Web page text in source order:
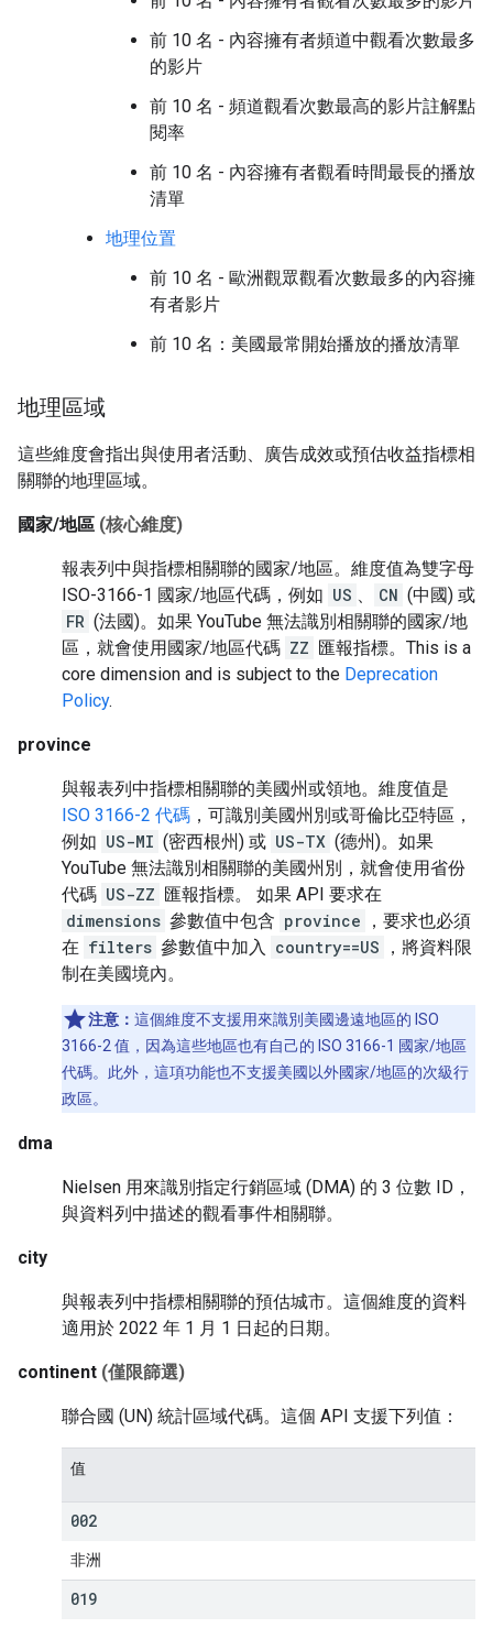
前 10 名 - 內容擁有者頻道中觀看次數最多
的影片
前 10 名 - 頻道觀看次數最高的影片註解點
閱率
前 10 名 - 內容擁有者觀看時間最長的播放
清單
地理位置
前 10 名 - 歐洲觀眾觀看次數最多的內容擁
有者影片
前 10 名：美國最常開始播放的播放清單
地理區域
這些維度會指出與使用者活動、廣告成效或預估收益指標相
關聯的地理區域。
國家/地區 (核心維度)
報表列中與指標相關聯的國家/地區。維度值為雙字母
ISO-3166-1 國家/地區代碼，例如 US 、 CN (中國) 或
FR (法國)。如果 YouTube 無法識別相關聯的國家/地
區，就會使用國家/地區代碼 ZZ 匯報指標。 This is a
core dimension and is subject to the Deprecation
Policy.
province
與報表列中指標相關聯的美國州或領地。維度值是
ISO 3166-2 代碼 ，可識別美國州別或哥倫比亞特區，
例如 US-MI (密西根州) 或 US-TX (德州)。如果
YouTube 無法識別相關聯的美國州別，就會使用省份
代碼 US-ZZ 匯報指標。 如果 API 要求在
dimensions 參數值中包含 province
，要求也必須
在 filters 參數值中加入 country==US
，將資料限
制在美國境內。
注意： 這個維度不支援用來識別美國邊遠地區的 ISO
3166-2 值，因為這些地區也有自己的 ISO 3166-1 國家/地區
代碼。此外，這項功能也不支援美國以外國家/地區的次級行
政區。
dma
Nielsen 用來識別指定行銷區域 (DMA) 的 3 位數 ID，
與資料列中描述的觀看事件相關聯。
city
與報表列中指標相關聯的預估城市。這個維度的資料
適用於 2022 年 1 月 1 日起的日期。
continent (僅限篩選)
聯合國 (UN) 統計區域代碼。這個 API 支援下列值：
值
002
非洲
019